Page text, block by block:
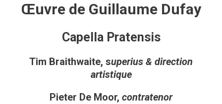
Œuvre de Guillaume Dufay
Capella Pratensis
Tim Braithwaite, superius & direction
artistique
Pieter De Moor, contratenor